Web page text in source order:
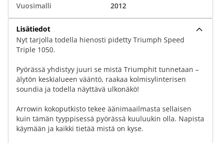
Vuosimalli
2012
Lisätiedot
Nyt tarjolla todella hienosti pidetty Triumph Speed
Triple 1050.
Pyörässä yhdistyy juuri se mistä Triumphit tunnetaan –
älytön keskialueen vääntö, raakaa kolmisylinterisen
soundia ja todella näyttävä ulkonäkö!
Arrowin kokoputkisto tekee äänimaailmasta sellaisen
kuin tämän tyyppisessä pyörässä kuuluukin olla. Napista
käymään ja kaikki tietää mistä on kyse.